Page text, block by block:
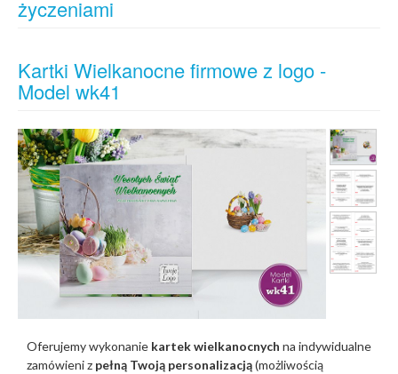
życzeniami
Kartki Wielkanocne firmowe z logo -
Model wk41
Oferujemy wykonanie kartek wielkanocnych na indywidualne
zamówieni z pełną Twoją personalizacją(możliwością